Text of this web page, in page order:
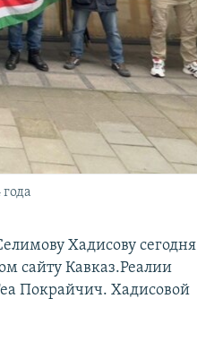
Хадисову сегодня
сайту Кавказ.Реалии
Покрайчич. Хадисовой